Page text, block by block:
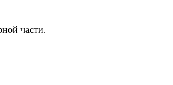
части.